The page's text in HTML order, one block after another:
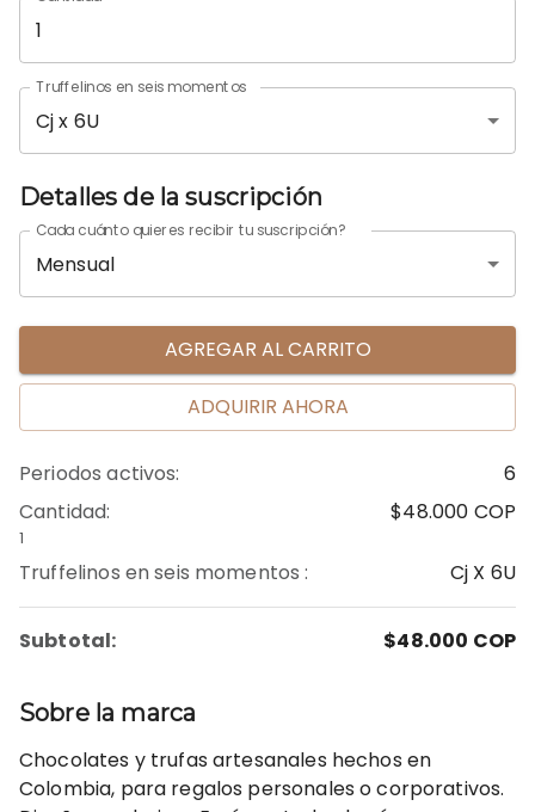
Truffelinos en seis momentos
Cj x 6U
Detalles de la suscripción
Cada cuánto quieres recibir tu suscripción?
Mensual
AGREGAR AL CARRITO
ADQUIRIR AHORA
Periodos activos:
6
Cantidad:
1
$48.000 COP
Truffelinos en seis momentos: Cj X 6U
Subtotal: $48.000 COP
Sobre la marca
Chocolates y trufas artesanales hechos en
Colombia, para regalos personales o corporativos.